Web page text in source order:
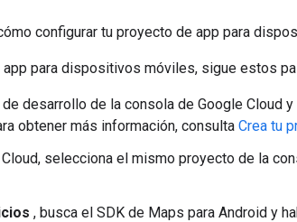
configurar tu proyecto de app para
app para dispositivos móviles, sigue estos
de desarrollo de la consola de Google Cloud
obtener más información, consulta Crea tu
Cloud, selecciona el mismo proyecto de la
, busca el SDK de Maps para Android y